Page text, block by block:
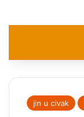
jin u civak